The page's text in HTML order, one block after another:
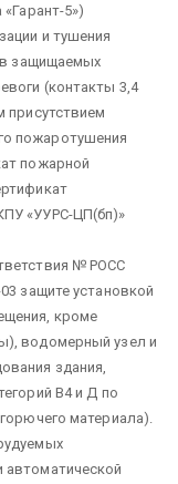
5»)
и тушения
в защищаемых
(контакты 3,4
пожаротушения
пожарной
«УУРС-ЦП(бп)»
№ РОСС
защите установкой
кроме
водомерный узел и
здания,
В4 и Д по
материала).
автоматической